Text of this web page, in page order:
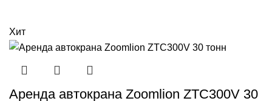
Хит
Аренда автокрана Zoomlion ZTC300V 30